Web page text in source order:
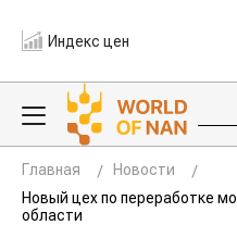
Индекс цен
Главная
Новости
Новый цех по переработке
области